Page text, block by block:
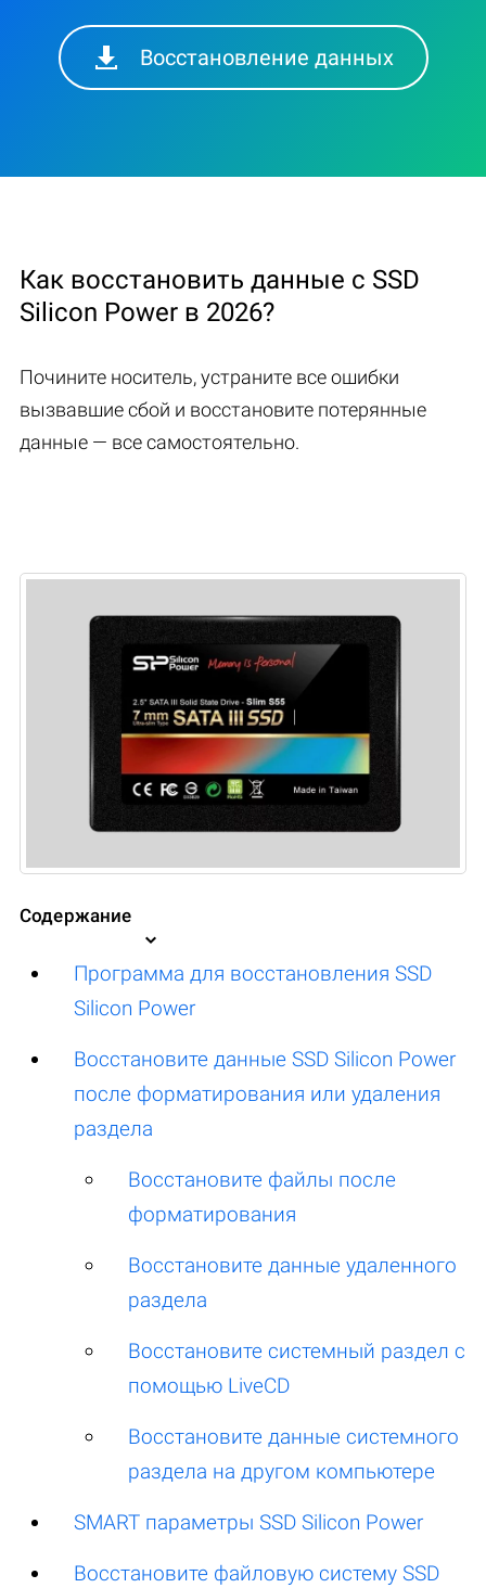
Восстановление данных
Как восстановить данные с SSD
Silicon Power в 2026?
Почините носитель, устраните все ошибки
вызвавшие сбой и восстановите потерянные
данные — все самостоятельно.
Содержание
Программа для восстановления SSD
Silicon Power
Восстановите данные SSD Silicon Power
после форматирования или удаления
раздела
Восстановите файлы после
форматирования
Восстановите данные удаленного
раздела
Восстановите системный раздел с
помощью LiveCD
Восстановите данные системного
раздела на другом компьютере
SMART параметры SSD Silicon Power
Восстановите файловую систему SSD